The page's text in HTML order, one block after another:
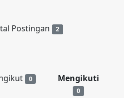
Postingan 2
0 Mengikuti
0